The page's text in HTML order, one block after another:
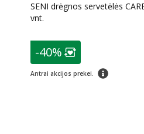
:
SENI drėgnos servetėlės
vnt.
patarimas
Lojalumo klubo
-40%
Antrai akcijos prekei. patarimas